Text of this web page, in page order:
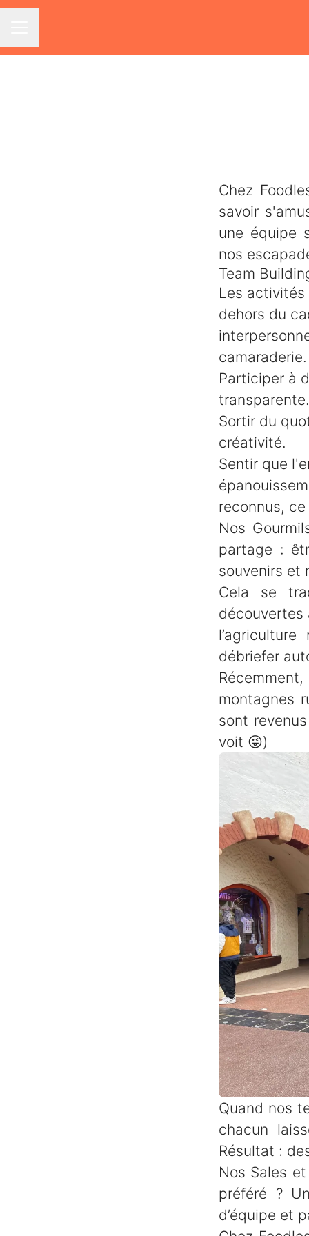
Chez
savoir
une équipe
nos
Team
Les
dehors du
camaraderie.
Participer à
Sortir du
créativité.
Sentir que
reconnus,
Nos
partage :
souvenirs et
Cela se
découvertes
débriefer
montagnes
sont
voit 😜)
Quand nos
chacun
Résultat :
Nos Sales
préféré ?
d’équipe et